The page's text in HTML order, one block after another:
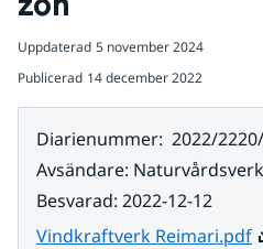
Uppdaterad 5 november 2024
Publicerad 14 december 2022
Diarienummer: 2022/
Avsändare:
Besvarad: 2022-12-12
Vindkraftverk Reimari.pdf